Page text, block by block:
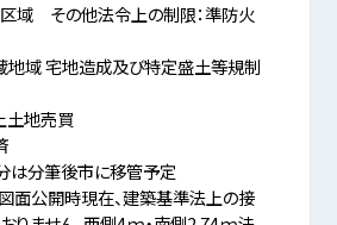
域 その他法令上の制限：準防火
域 宅地造成及び特定盛土等規制
地売買
は分筆後市に移管予定
面公開時現在、建築基準法上の接